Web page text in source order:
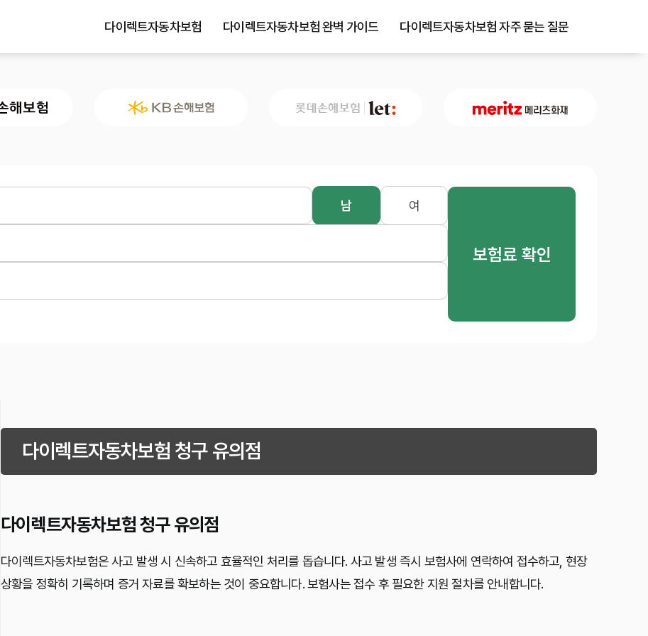
다이렉트자동차보험 다이렉트자동차보험 완벽 가이드 다이렉트자동차보험 자주 묻는 질문
남 여
보험료 확인
다이렉트자동차보험 청구 유의점
다이렉트자동차보험 청구 유의점
다이렉트자동차보험은 사고 발생 시 신속하고 효율적인 처리를 돕습니다. 사고 발생 즉시 보험사에 연락하여 접수하고, 현장
상황을 정확히 기록하며 증거 자료를 확보하는 것이 중요합니다. 보험사는 접수 후 필요한 지원 절차를 안내합니다.